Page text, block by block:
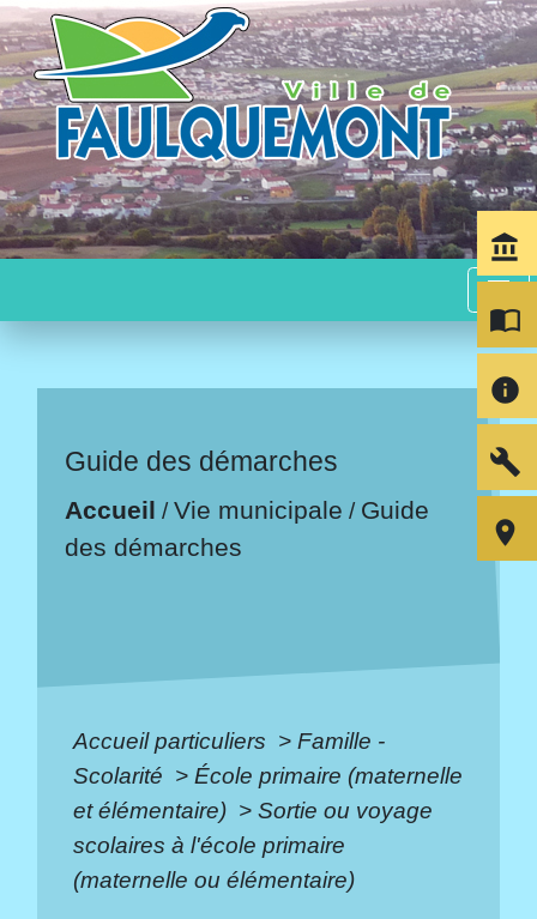
menu
Guide des démarches
Accueil /Vie municipale / Guide
des démarches
Accueil particuliers > Famille -
Scolarité > École primaire (maternelle
et élémentaire) > Sortie ou voyage
scolaires à l'école primaire
(maternelle ou élémentaire)
account_balance
import_contacts
info
build
room